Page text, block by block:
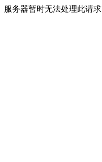
服务器暂时无法处理此请求